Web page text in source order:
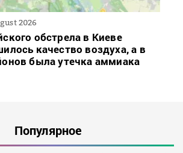
2026
обстрела в Киеве
качество воздуха, а в
была утечка аммиака
Популярное